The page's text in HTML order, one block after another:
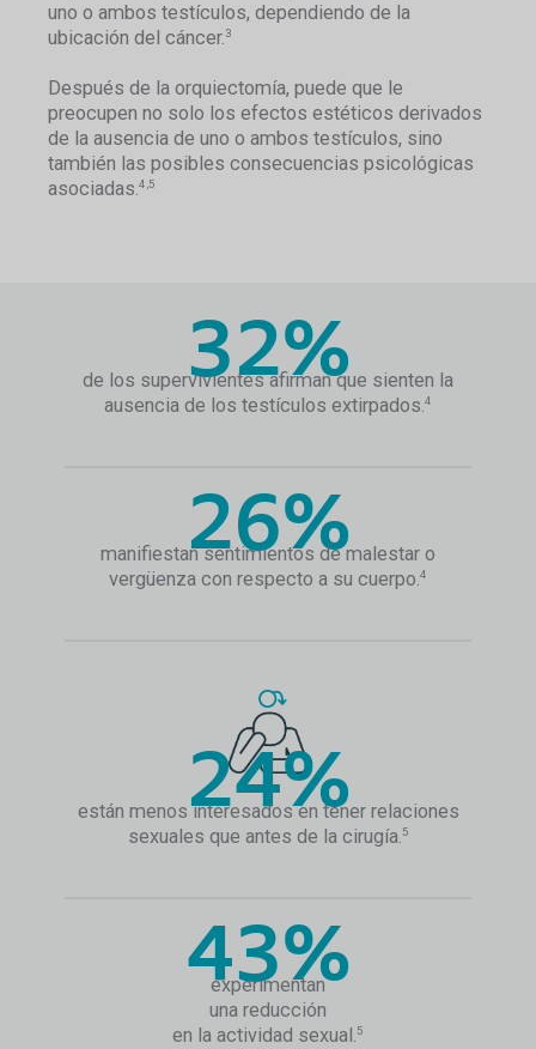
uno o ambos testículos, dependiendo de la
ubicación del cáncer.3
Después de la orquiectomía, puede que le
preocupen no solo los efectos estéticos derivados
de la ausencia de uno o ambos testículos, sino
también las posibles consecuencias psicológicas
asociadas.4,5
32%
de los supervivientes afirman que sienten la
ausencia de los testículos extirpados.4
26%
manifiestan sentimientos de malestar o
vergüenza con respecto a su cuerpo.4
24%
están menos interesados en tener relaciones
sexuales que antes de la cirugía.5
43%
experimentan
una reducción
en la actividad sexual.5